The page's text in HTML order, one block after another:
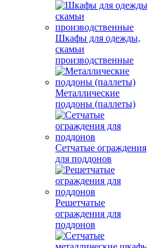
Шкафы для одежды,
скамьи
производственные
Металлические
поддоны (паллеты)
Сетчатые ограждения
для поддонов
Решетчатые
ограждения для
поддонов